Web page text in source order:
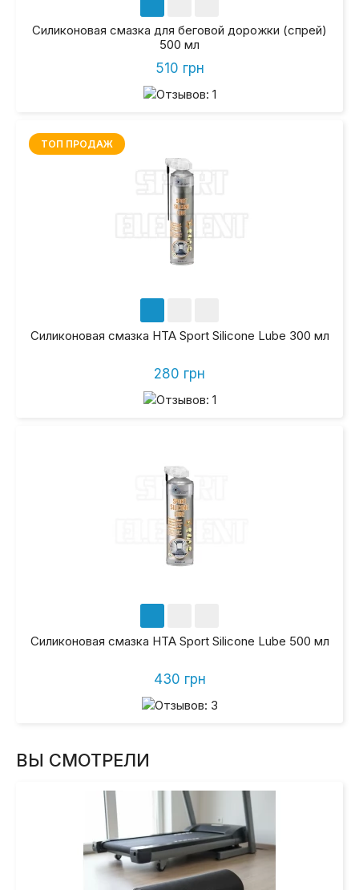
Силиконовая смазка для беговой дорожки (спрей)
500 мл
510 грн
ТОП ПРОДАЖ
Силиконовая смазка HTA Sport Silicone Lube 300 мл
280 грн
Силиконовая смазка HTA Sport Silicone Lube 500 мл
430 грн
ВЫ СМОТРЕЛИ